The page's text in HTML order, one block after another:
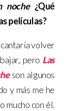
noche¿Qué
películas?
volver
pero Las
son algunos
y más me he
mucho con él.